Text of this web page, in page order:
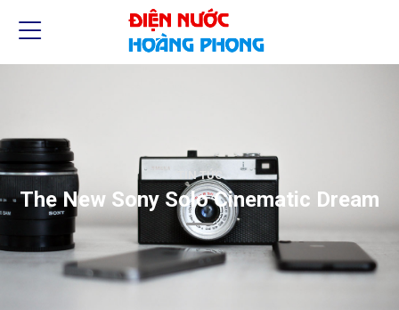
TIN TỨC
The New Sony Solo Cinematic Dream